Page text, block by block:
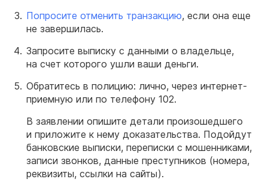
Попросите отменить транзакцию, если она еще
не завершилась.
Запросите выписку с данными о владельце,
на счет которого ушли ваши деньги.
Обратитесь в полицию: лично, через интернет-
приемную или по телефону 102.
В заявлении опишите детали произошедшего
и приложите к нему доказательства. Подойдут
банковские выписки, переписки с мошенниками,
записи звонков, данные преступников (номера,
реквизиты, ссылки на сайты).